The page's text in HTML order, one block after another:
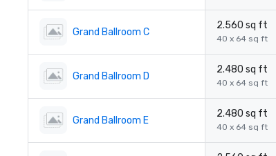
Grand Ballroom C
2.560 sq ft
40 x 64 sq ft
Grand Ballroom D
2.480 sq ft
40 x 64 sq ft
Grand Ballroom E
2.480 sq ft
40 x 64 sq ft